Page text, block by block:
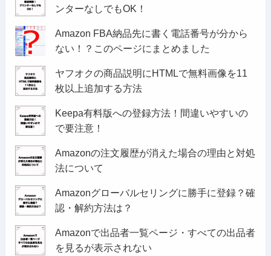
ンターなしでもOK！
Amazon FBA納品先に書く電話番号が分から
ない！？このページにまとめました
ヤフオクの商品説明にHTMLで無料画像を11
枚以上追加する方法
Keepa有料版への登録方法！間違いやすいの
で要注意！
Amazonの注文履歴が消えた場合の理由と対処
法について
Amazonグローバルセリングに勝手に登録？確
認・解約方法は？
Amazonで出品者一覧ページ・すべての出品者
を見るが表示されない